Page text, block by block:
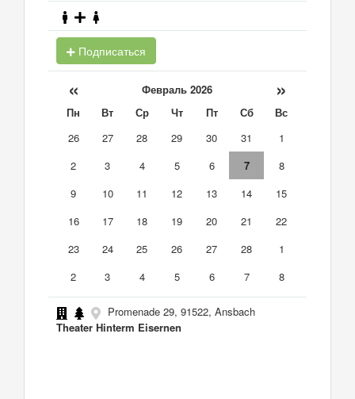
Подписаться
« Февраль 2026 »
Пн Вт Ср Чт Пт Сб
Вс
26
27 28 29 30 31
1
2
3 4 5 6 7
8
9
10 11 12 13 14
15
16
17 18 19 20 21
22
23
24 25 26 27 28
1
2
3 4 5 6 7 8
Promenade 29, 91522, Ansbach
Theater Hinterm Eisernen